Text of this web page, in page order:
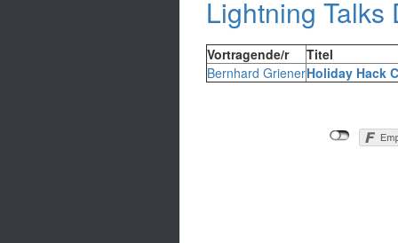
Lightning Talks
Vortragende/r Titel
Bernhard Griener‎Holiday Hack